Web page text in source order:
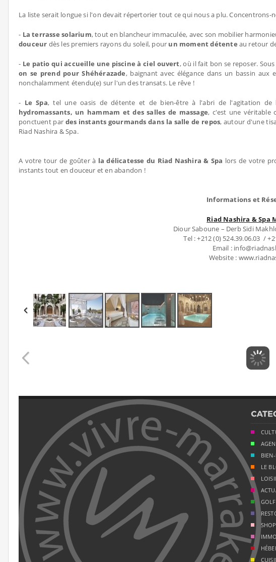
La liste serait longue si l'on devait répertorier tout ce qui nous a plu. Concentrons-
- La terrasse solarium, tout en blancheur immaculée, avec son mobilier
douceur dès les premiers rayons du soleil, pour un moment détente au retour
- Le patio qui accueille une piscine à ciel ouvert, où il fait bon se reposer.
on se prend pour Shéhérazade, baignant avec élégance dans un bassin
nonchalamment étendu(e) sur l'un des transats. Le rêve !
- Le Spa, tel une oasis de détente et de bien-être à l'abri de l'agitation de
hydromassants, un hammam et des salles de massage, c'est une véritable
ponctuent par des instants gourmands dans la salle de repos, autour d'une
Riad Nashira & Spa.
A votre tour de goûter à la délicatesse du Riad Nashira & Spa lors de votre
instants tout en douceur et en abandon !
Informations et
Riad Nashira & Spa
Diour Saboune – Derb Sidi
Tel : +212 (0) 524.39.06.03 /
Email :
Website :
LE
GOLF